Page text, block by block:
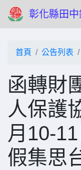
彰化縣田
首頁 公告列表
函轉財
人保護
月10-
假集思